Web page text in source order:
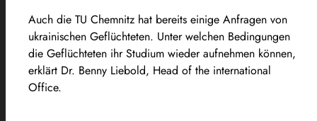
Auch die TU Chemnitz hat bereits einige Anfragen von
ukrainischen Geflüchteten. Unter welchen Bedingungen
die Geflüchteten ihr Studium wieder aufnehmen können,
erklärt Dr. Benny Liebold, Head of the international
Office.